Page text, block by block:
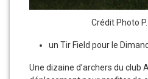
Crédit Photo
un Tir Field pour le
Une dizaine d’archers du club